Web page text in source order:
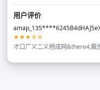
用户评价
★★★☆☆
才口广义二义乸成网&there4;戴